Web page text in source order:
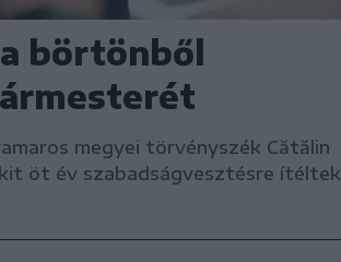
börtönből
megyei törvényszék Cătălin
öt év szabadságvesztésre ítéltek